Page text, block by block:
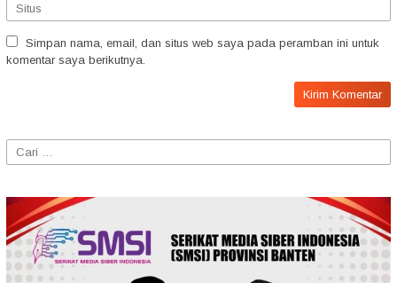
Simpan nama, email, dan situs web saya pada peramban ini untuk
komentar saya berikutnya.
Cari
untuk: